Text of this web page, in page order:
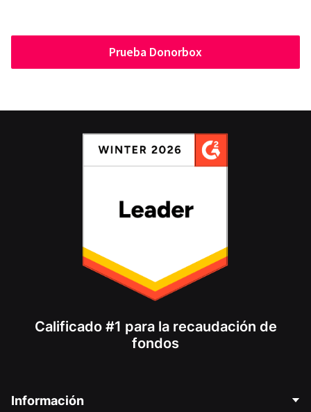
Prueba Donorbox
Calificado #1 para la recaudación de
fondos
Información